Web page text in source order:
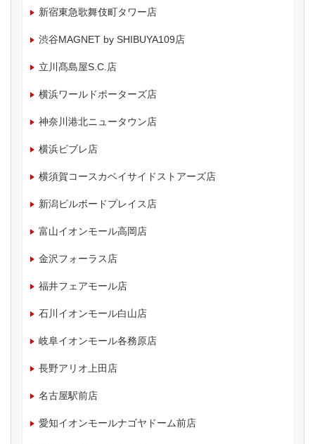
新宿東急歌舞伎町タワー店
渋谷MAGNET by SHIBUYA109店
立川髙島屋S.C.店
横浜ワールドポーターズ店
神奈川港北ニュータウン店
横浜ビブレ店
横須賀コースカベイサイドストアーズ店
新潟ビルボードプレイス店
富山イオンモール高岡店
金沢フォーラス店
福井フェアモール店
石川イオンモール白山店
岐阜イオンモール各務原店
長野アリオ上田店
名古屋駅前店
愛知イオンモールナゴヤドーム前店